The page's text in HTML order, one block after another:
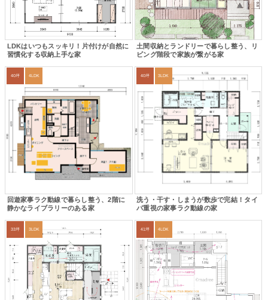
LDKはいつもスッキリ！片付けが自然に
習慣化する収納上手な家
土間収納とランドリーで暮らし整う、リ
ビング階段で家族が繋がる家
40坪 4LDK
回遊家事ラク動線で暮らし整う、2階に
静かなライブラリーのある家
40坪 3LDK
洗う・干す・しまうが数歩で完結！タイ
パ重視の家事ラク動線の家
33坪 3LDK 41坪 4LDK